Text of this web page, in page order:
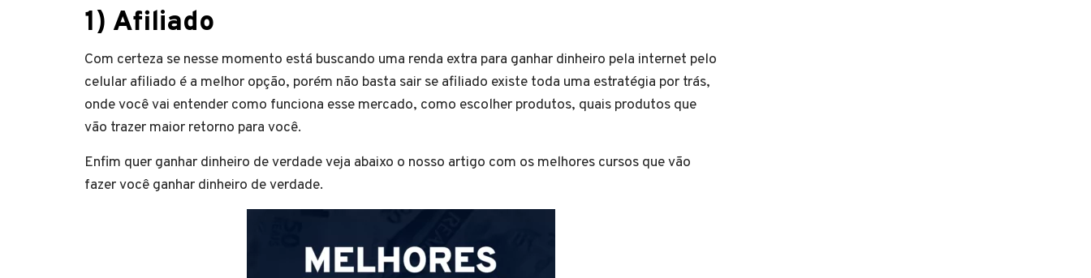
1) Afiliado
Com certeza se nesse momento está buscando uma renda extra para ganhar dinheiro pela internet pelo
celular afiliado é a melhor opção, porém não basta sair se afiliado existe toda uma estratégia por trás,
onde você vai entender como funciona esse mercado, como escolher produtos, quais produtos que
vão trazer maior retorno para você.
Enfim quer ganhar dinheiro de verdade veja abaixo o nosso artigo com os melhores cursos que vão
fazer você ganhar dinheiro de verdade.